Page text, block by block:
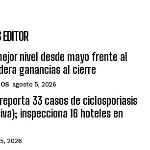
nivel desde mayo frente al
ganancias al cierre
agosto 5, 2026
33 casos de ciclosporiasis
inspecciona 16 hoteles en
2026